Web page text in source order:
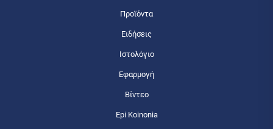
Προϊόντα
Ειδήσεις
Ιστολόγιο
Εφαρμογή
Βίντεο
Epi Koinonia